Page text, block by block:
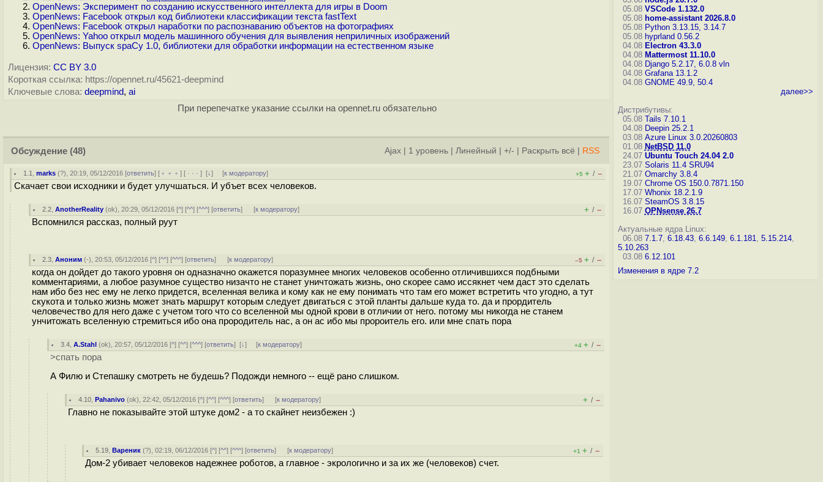
OpenNews: Эксперимент по созданию искусственного интеллекта для игры в Doom
OpenNews: Facebook открыл код библиотеки классификации текста fastText
OpenNews: Facebook открыл наработки по распознаванию объектов на фотографиях
OpenNews: Yahoo открыл модель машинного обучения для выявления неприличных изображений
OpenNews: Выпуск spaCy 1.0, библиотеки для обработки информации на естественном языке
Лицензия: CC BY 3.0
Короткая ссылка: https://opennet.ru/45621-deepmind
Ключевые слова: deepmind, ai
При перепечатке указание ссылки на opennet.ru обязательно
Обсуждение (48) Ajax 1 уровень Линейный +/- Раскрыть всё RSS
1.1 ,marks (?), 20:19, 05/12/2016 [ответить] [ ﹢﹢﹢] [ · · ·][↓] [к модератору] +5 + / –
Скачает свои исходники и будет улучшаться. И убъет всех человеков.
2.2 ,AnotherReality (ok), 20:29, 05/12/2016 [^] [^^] [^^^] [ответить] [к модератору] + / –
Вспомнился рассказ, полный руут
2.3 ,Аноним (-), 20:53, 05/12/2016 [^] [^^] [^^^] [ответить] [к модератору] –5 + / –
когда он дойдет до такого уровня он одназначно окажется поразумнее многих человеков особенно отличившихся подбными
комментариями, а любое разумное существо низачто не станет уничтожать жизнь, оно скорее само иссякнет чем даст это сделать
нам ибо без нес ему не легко придется, вселенная велика и кому как не ему понимать что там его может встретить что угодно, а тут
скукота и только жизнь может знать маршрут которым следует двигаться с этой планты дальше куда то. да и прордитель
человечество для него даже с учетом того что со вселенной мы одной крови в отличии от него. потому мы никогда не станем
унчитожать вселенную стремиться ибо она прородитель нас, а он ас ибо мы пророитель его. или мне спать пора
3.4 ,A.Stahl (ok), 20:57, 05/12/2016 [^] [^^] [^^^] [ответить][↓] [к модератору] +4 + / –
>спать пора
А Филю и Степашку смотреть не будешь? Подожди немного -- ещё рано слишком.
4.10 ,Pahanivo (ok), 22:42, 05/12/2016 [^] [^^] [^^^] [ответить] [к модератору] + / –
Главно не показывайте этой штуке дом2 - а то скайнет неизбежен :)
5.19 ,Вареник (?), 02:19, 06/12/2016 [^] [^^] [^^^] [ответить] [к модератору] +1 + / –
Дом-2 убивает человеков надежнее роботов, а главное - экрологично и за их же (человеков) счет.
05.08 VSCode 1.132.0
05.08 home-assistant 2026.8.0
05.08 Python 3.13.15, 3.14.7
05.08 hyprland 0.56.2
04.08 Electron 43.3.0
04.08 Mattermost 11.10.0
04.08 Django 5.2.17, 6.0.8 vln
04.08 Grafana 13.1.2
04.08 GNOME 49.9, 50.4
далее>>
Дистрибутивы:
05.08 Tails 7.10.1
04.08 Deepin 25.2.1
03.08 Azure Linux 3.0.20260803
01.08 NetBSD 11.0
24.07 Ubuntu Touch 24.04 2.0
23.07 Solaris 11.4 SRU94
21.07 Omarchy 3.8.4
19.07 Chrome OS 150.0.7871.150
17.07 Whonix 18.2.1.9
16.07 SteamOS 3.8.15
16.07 OPNsense 26.7
Актуальные ядра Linux:
06.08 7.1.7, 6.18.43, 6.6.149, 6.1.181, 5.15.214,
5.10.263
03.08 6.12.101
Изменения в ядре 7.2